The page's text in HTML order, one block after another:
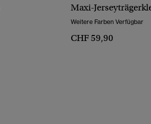
Maxi-
Weitere Farben Verfügbar
CHF 59,90